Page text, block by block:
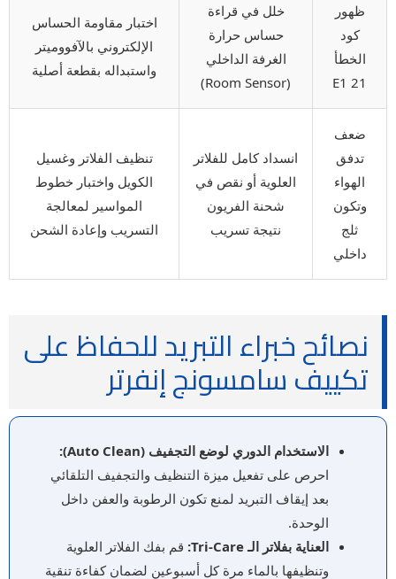
ظهور
كود
الخطأ
E1 21
خلل في قراءة
حساس حرارة
الغرفة الداخلي
(Room Sensor)
اختبار مقاومة الحساس
الإلكتروني بالآفووميتر
واستبداله بقطعة أصلية
ضعف
تدفق
الهواء
وتكون
ثلج
داخلي
انسداد كامل للفلاتر
العلوية أو نقص في
شحنة الفريون
نتيجة تسريب
تنظيف الفلاتر وغسيل
الكويل واختبار خطوط
المواسير لمعالجة
التسريب وإعادة الشحن
نصائح خبراء التبريد للحفاظ على
تكييف سامسونج إنفرتر
الاستخدام الدوري لوضع التجفيف (Auto Clean):
احرص على تفعيل ميزة التنظيف والتجفيف التلقائي
بعد إيقاف التبريد لمنع تكون الرطوبة والعفن داخل
الوحدة.
العناية بفلاتر الـ Tri-Care:
قم بفك الفلاتر العلوية
وتنظيفها بالماء مرة كل أسبوعين لضمان كفاءة تنقية